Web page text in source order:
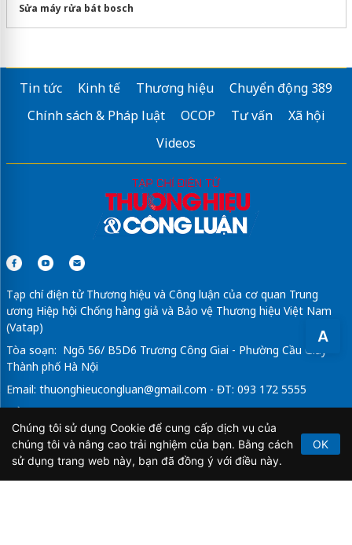
A
Sửa máy rửa bát bosch
Tin tức Kinh tế Thương hiệu
Chuyển động 389
Chính sách & Pháp luật
OCOP Tư vấn
Xã hội
Videos
Tạp chí điện tử Thương hiệu và Công luận của cơ quan Trung
ương Hiệp hội Chống hàng giả và Bảo vệ Thương hiệu Việt Nam
(Vatap)
Tòa soạn: Ngõ 56/ B5D6 Trương Công Giai - Phường Cầu Giấy -
Thành phố Hà Nội
Email: thuonghieucongluan@gmail.com - ĐT: 093 172 5555
Tổng Biên Tập: Vũ Đức Thuận
Giấy phép hoạt động báo chí điện tử số 64/GP-BTTTT do Bộ
Thông tin và Truyền thông cấp ngày 21/2/2020.
Chúng tôi sử dụng Cookie để cung cấp dịch vụ của
chúng tôi và nâng cao trải nghiệm của bạn. Bằng cách
sử dụng trang web này, bạn đã đồng ý với điều này.
OK